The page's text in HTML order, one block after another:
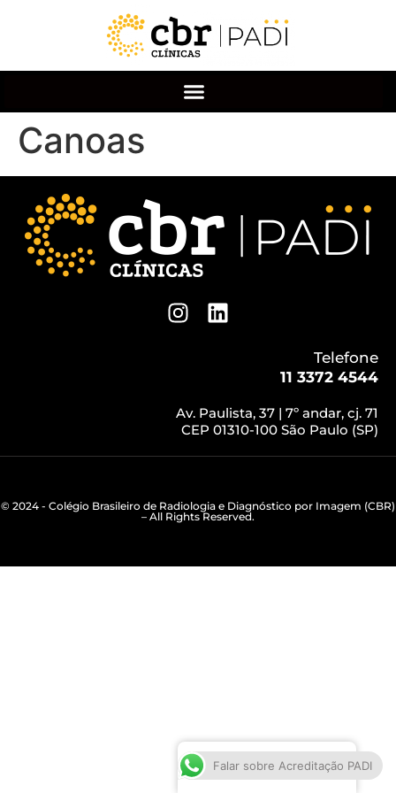
Canoas
Telefone
11 3372 4544
Av. Paulista, 37 | 7º andar, cj. 71
CEP 01310-100 São Paulo (SP)
© 2024 - Colégio Brasileiro de Radiologia e Diagnóstico por Imagem (CBR)
– All Rights Reserved.
Português do Brasil
Falar sobre Acreditação PADI